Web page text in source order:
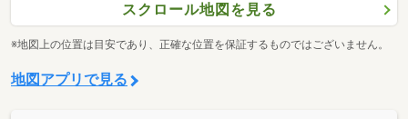
スクロール地図を見る
※地図上の位置は目安であり、正確な位置を保証するものではございません。
地図アプリで見る